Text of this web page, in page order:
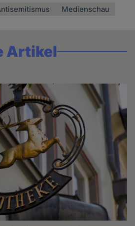
Medienschau
Artikel